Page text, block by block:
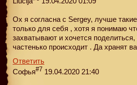
Ох я согласна с Sergey, лучше
только для себя , хотя я понимаю
захватывают и хочется
частенько происходит . Да хранят
Ответить
Софья#7 19.04.2020 21:40